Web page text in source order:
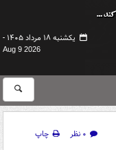
یکشنبه ۱۸ مرداد ۱۴۰۵ -
Aug 9 2026
۰ نظر
چاپ